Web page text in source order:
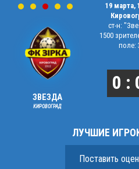
ЗВЕЗДА
КИРОВОГРАД
19 марта,
ст-н:
1500
поле:
0 :
ЛУЧШИЕ
Поставить